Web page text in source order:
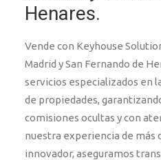
Henares.
Vende con Keyhouse
Madrid y San Fernando de
servicios especializados en
de propiedades,
comisiones ocultas y con
nuestra experiencia de más
innovador, aseguramos